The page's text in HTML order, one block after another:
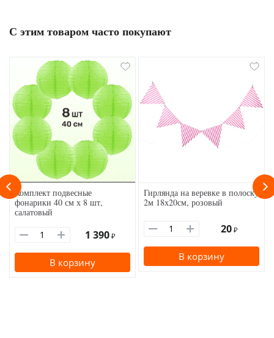
С этим товаром часто покупают
Комплект подвесные
фонарики 40 см х 8 шт,
салатовый
1 390 ₽
В корзину
Гирлянда на веревке в полоску
2м 18х20см, розовый
20 ₽
В корзину